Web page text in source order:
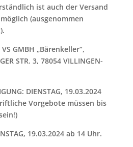
ist auch der Versand
(ausgenommen
VS GMBH „Bärenkeller“,
STR. 3, 78054 VILLINGEN-
DIENSTAG, 19.03.2024
Vorgebote müssen bis
19.03.2024 ab 14 Uhr.